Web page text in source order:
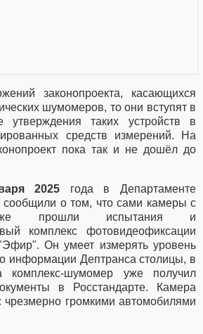
законопроекта, касающихся
шумомеров, то они вступят в
утверждения таких устройств в
средств измерений. На
пока так и не дошёл до
2025 года в Департаменте
сообщили о том, что сами камеры с
прошли испытания и
комплекс фотовидеофиксации
Он умеет измерять уровень
информации Дептранса столицы, в
комплекс-шумомер уже получил
в Росстандарте.
Камера
чрезмерно громкими автомобилями